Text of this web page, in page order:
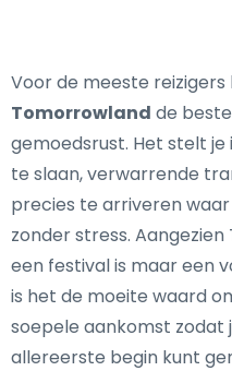
Voor de meeste
Tomorrowland de
gemoedsrust. Het stelt
te slaan, verwarrende
precies te arriveren
zonder stress.
een festival is maar een
is het de moeite waard
soepele aankomst
allereerste begin kunt